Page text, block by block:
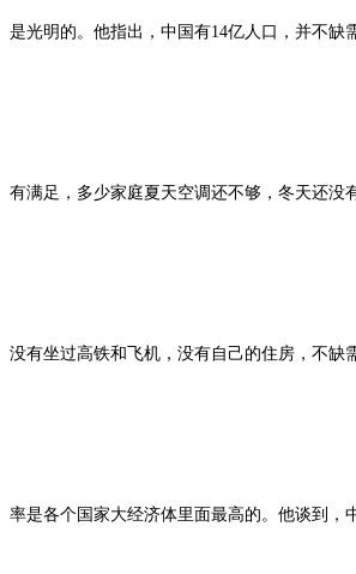
是光明的。他指出，中国有14亿人口，并不缺
有满足，多少家庭夏天空调还不够，冬天还没
没有坐过高铁和飞机，没有自己的住房，不缺
率是各个国家大经济体里面最高的。他谈到，